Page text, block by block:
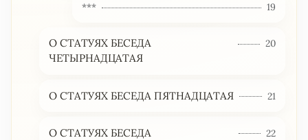
*** 19
О СТАТУЯХ БЕСЕДА
ЧЕТЫРНАДЦАТАЯ
20
О СТАТУЯХ БЕСЕДА ПЯТНАДЦАТАЯ 21
О СТАТУЯХ БЕСЕДА
22